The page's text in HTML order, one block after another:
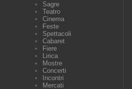
Sagre
Teatro
Cinema
Feste
Spettacoli
Cabaret
Fiere
Lirica
Mostre
Concerti
Incontri
Mercati